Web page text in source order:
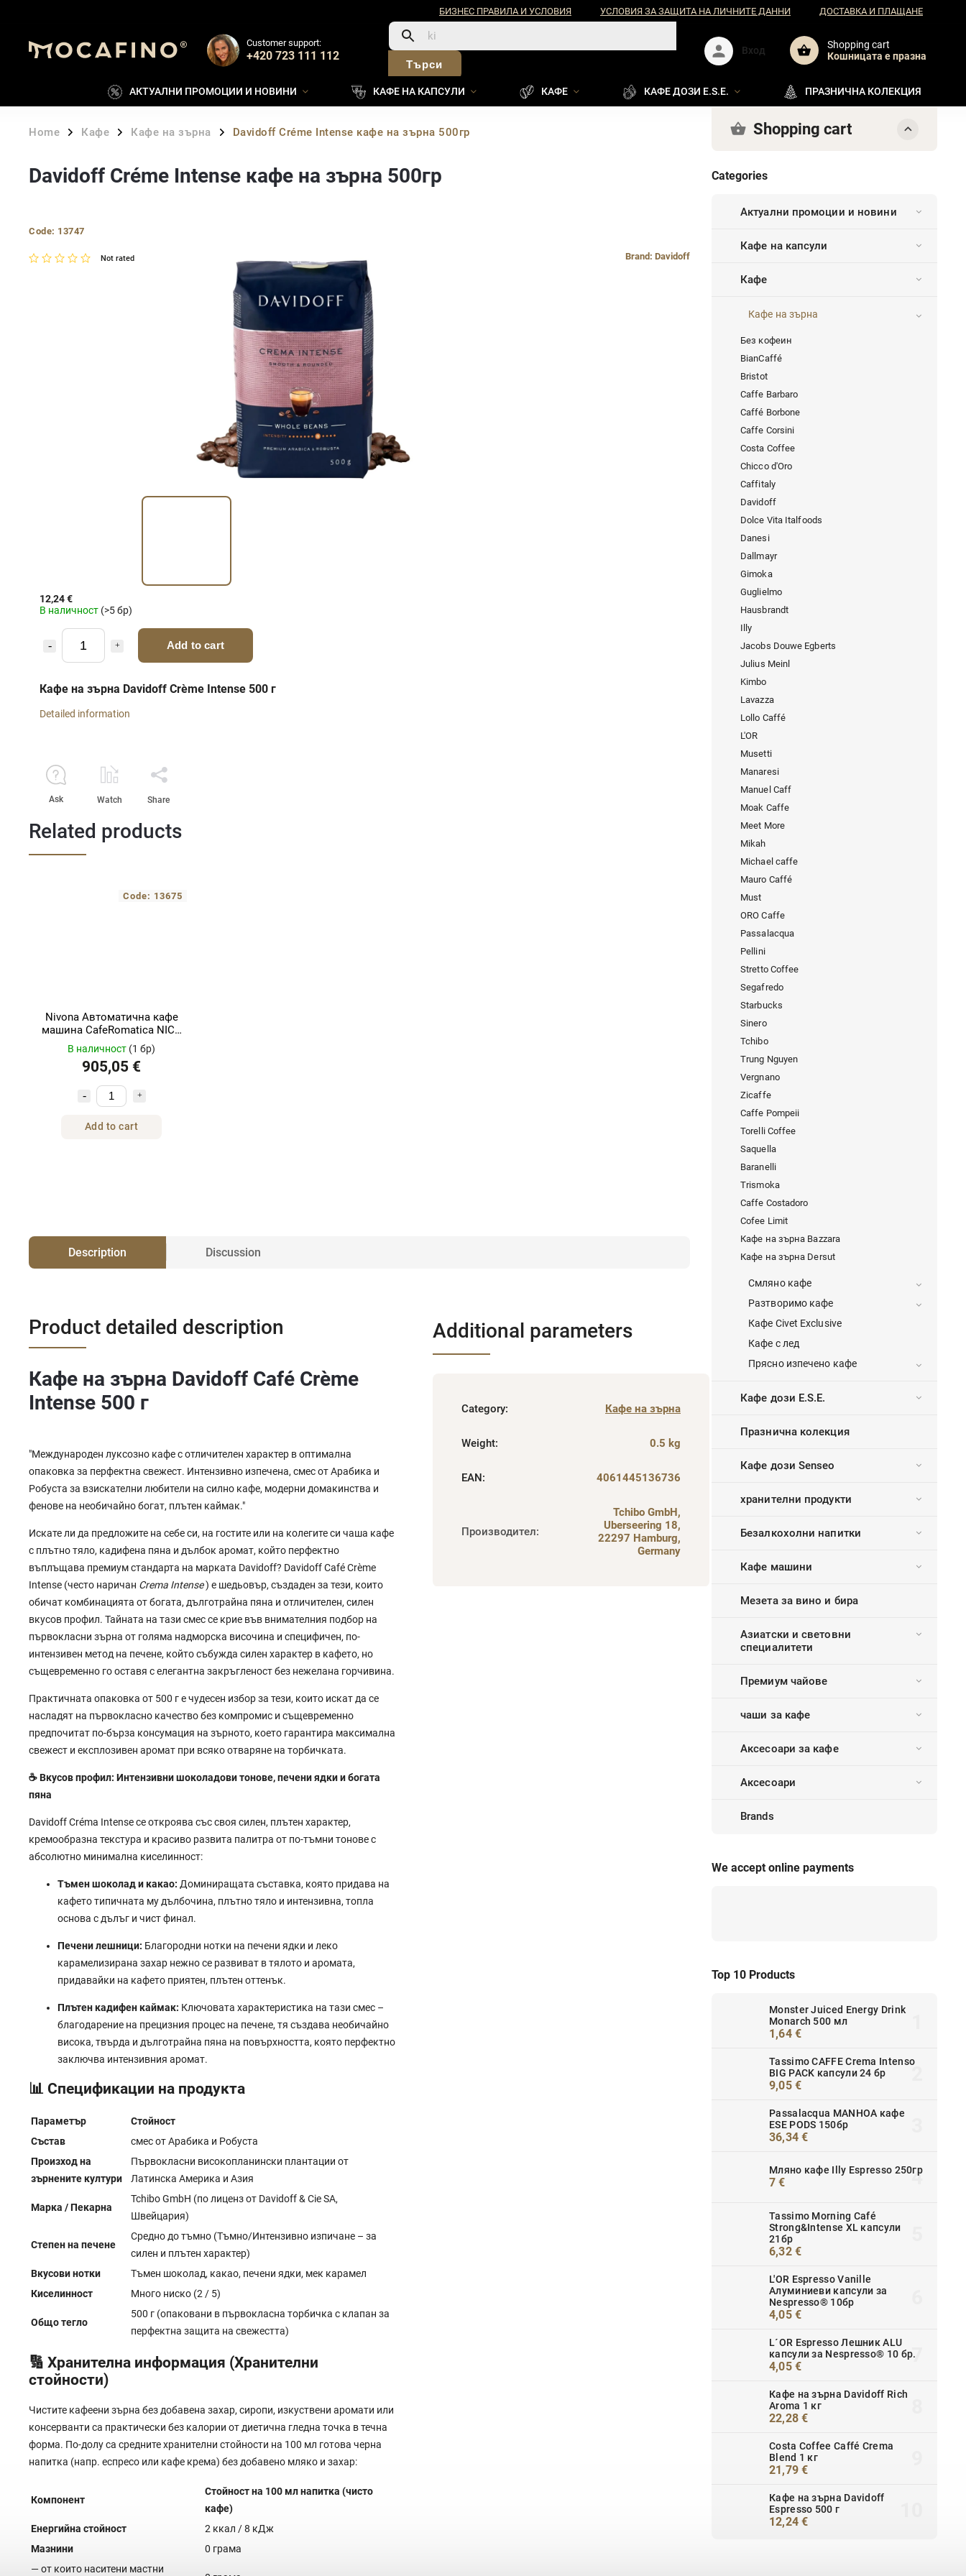
БИЗНЕС ПРАВИЛА И УСЛОВИЯ УСЛОВИЯ ЗА ЗАЩИТА НА ЛИЧНИТЕ ДАННИ ДОСТАВКА И ПЛАЩАНЕ
Customer support:
+420 723 111 112
Търси
Shopping cart
Кошницата e празна
Вход
АКТУАЛНИ ПРОМОЦИИ И НОВИНИ КАФЕ НА КАПСУЛИ КАФЕ КАФЕ ДОЗИ E.S.E. ПРАЗНИЧНА КОЛЕКЦИЯ
Home / Кафе / Кафе на зърна / Davidoff Créme Intense кафе на зърна 500гр Shopping cart
Categories
Актуални промоции и новини
Кафе на капсули
Кафе
Кафе на зърна
Без кофеин
BianCaffé
Bristot
Caffe Barbaro
Caffé Borbone
Caffe Corsini
Costa Coffee
Chicco d'Oro
Caffitaly
Davidoff
Dolce Vita Italfoods
Danesi
Dallmayr
Gimoka
Guglielmo
Hausbrandt
Illy
Jacobs Douwe Egberts
Julius Meinl
Kimbo
Lavazza
Lollo Caffé
L'OR
Musetti
Manaresi
Manuel Caff
Moak Caffe
Meet More
Mikah
Michael caffe
Mauro Caffé
Must
ORO Caffe
Passalacqua
Pellini
Stretto Coffee
Segafredo
Starbucks
Sinero
Tchibo
Trung Nguyen
Vergnano
Zicaffe
Caffe Pompeii
Torelli Coffee
Saquella
Baranelli
Trismoka
Caffe Costadoro
Cofee Limit
Кафе на зърна Bazzara
Кафе на зърна Dersut
Смляно кафе
Разтворимо кафе
Кафе Civet Exclusive
Кафе с лед
Прясно изпечено кафе
Кафе дози E.S.E.
Празнична колекция
Кафе дози Senseo
хранителни продукти
Безалкохолни напитки
Кафе машини
Мезета за вино и бира
Азиатски и световни
специалитети
Премиум чайове
чаши за кафе
Аксесоари за кафе
Аксесоари
Brands
We accept online payments
Top 10 Products
Monster Juiced Energy Drink
Monarch 500 мл
1,64 €
Tassimo CAFFE Crema Intenso
BIG PACK капсули 24 бр
9,05 €
Passalacqua MANHOA кафе
ESE PODS 150бр
36,34 €
Мляно кафе Illy Espresso 250гр
7 €
Tassimo Morning Café
Strong&Intense XL капсули
21бр
6,32 €
L'OR Espresso Vanille
Алуминиеви капсули за
Nespresso® 10бр
4,05 €
L´OR Espresso Лешник ALU
капсули за Nespresso® 10 бр.
4,05 €
Кафе на зърна Davidoff Rich
Aroma 1 кг
22,28 €
Costa Coffee Caffé Crema
Blend 1 кг
21,79 €
Кафе на зърна Davidoff
Espresso 500 г
12,24 €
Davidoff Créme Intense кафе на зърна 500гр
Code: 13747
Not rated Brand: Davidoff
12,24 €
В наличност (>5 бр)
Add to cart
Кафе на зърна Davidoff Crème Intense 500 г
Detailed information
Ask Watch Share
Related products
Nivona Автоматична кафе
машина CafeRomatica NICR
795 Титан/Хром
В наличност (1 бр)
905,05 €
Add to cart
Code: 13675
Description Discussion
Product detailed description
Кафе на зърна Davidoff Café Crème
Intense 500 г
"Международен луксозно кафе с отличителен характер в оптимална
опаковка за перфектна свежест. Интензивно изпечена, смес от Арабика и
Робуста за взискателни любители на силно кафе, модерни домакинства и
фенове на необичайно богат, плътен каймак."
Искате ли да предложите на себе си, на гостите или на колегите си чаша кафе
с плътно тяло, кадифена пяна и дълбок аромат, който перфектно
въплъщава премиум стандарта на марката Davidoff? Davidoff Café Crème
Intense (често наричан Crema Intense) е шедьовър, създаден за тези, които
обичат комбинацията от богата, дълготрайна пяна и отличителен, силен
вкусов профил. Тайната на тази смес се крие във внимателния подбор на
първокласни зърна от голяма надморска височина и специфичен, по-
интензивен метод на печене, който събужда силен характер в кафето, но
същевременно го оставя с елегантна закръгленост без нежелана горчивина.
Практичната опаковка от 500 г е чудесен избор за тези, които искат да се
насладят на първокласно качество без компромис и същевременно
предпочитат по-бърза консумация на зърното, което гарантира максимална
свежест и експлозивен аромат при всяко отваряне на торбичката.
☕ Вкусов профил: Интензивни шоколадови тонове, печени ядки и богата
пяна
Davidoff Créma Intense се откроява със своя силен, плътен характер,
кремообразна текстура и красиво развита палитра от по-тъмни тонове с
абсолютно минимална киселинност:
Тъмен шоколад и какао: Доминиращата съставка, която придава на
кафето типичната му дълбочина, плътно тяло и интензивна, топла
основа с дълъг и чист финал.
Печени лешници: Благородни нотки на печени ядки и леко
карамелизирана захар нежно се развиват в тялото и аромата,
придавайки на кафето приятен, плътен оттенък.
Плътен кадифен каймак: Ключовата характеристика на тази смес –
благодарение на прецизния процес на печене, тя създава необичайно
висока, твърда и дълготрайна пяна на повърхността, която перфектно
заключва интензивния аромат.
📊 Спецификации на продукта
Параметър
Стойност
Състав
смес от Арабика и Робуста
Произход на
зърнените култури
Първокласни високопланински плантации от
Латинска Америка и Азия
Марка / Пекарна
Tchibo GmbH (по лиценз от Davidoff & Cie SA,
Швейцария)
Степен на печене
Средно до тъмно (Тъмно/Интензивно изпичане – за
силен и плътен характер)
Вкусови нотки
Тъмен шоколад, какао, печени ядки, мек карамел
Киселинност
Много ниско (2 / 5)
Общо тегло
500 г (опаковани в първокласна торбичка с клапан за
перфектна защита на свежестта)
🔢 Хранителна информация (Хранителни
стойности)
Чистите кафеени зърна без добавена захар, сиропи, изкуствени аромати или
консерванти са практически без калории от диетична гледна точка в течна
форма. По-долу са средните хранителни стойности на 100 мл готова черна
напитка (напр. еспресо или кафе крема) без добавено мляко и захар:
Компонент
Стойност на 100 мл напитка (чисто
кафе)
Енергийна стойност
2 ккал / 8 кДж
Мазнини
0 грама
— от които наситени мастни
Additional parameters
Category: Кафе на зърна
Weight: 0.5 kg
EAN: 4061445136736
Производител:
Tchibo GmbH,
Uberseering 18,
22297 Hamburg,
Germany